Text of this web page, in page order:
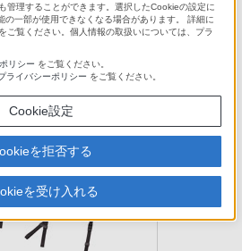
管理することができます。選択したCookieの設定に
の一部が使用できなくなる場合があります。 詳細に
ご覧ください。個人情報の取扱いについては、プラ
リシー をご覧ください。
ライバシーポリシー をご覧ください。
Cookie設定
を拒否する
を受け入れる